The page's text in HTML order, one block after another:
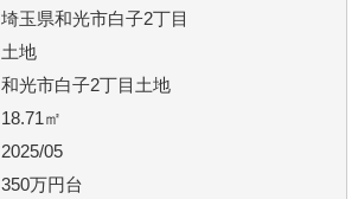
埼玉県和光市白子2丁目
土地
和光市白子2丁目土地
18.71㎡
2025/05
350万円台